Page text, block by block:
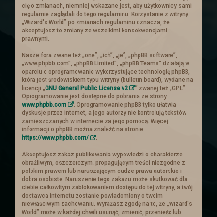
królestwa prośbę o pomoc. Ten
postanowił zebrać chętnych i wysłać ich
aby wsparli handlowego sojusznika.
Ogłoszenie
Nowe ogłoszenia na
słupie
Zachęcamy do zajrzenia do zakładki z
zadaniami
Troche nowinek
Przebudowe przeszłyOgłoszenia. Cała
tabela is truktura została napisana od
nowa i dostosowana :).
cię o zmianach, niemniej wskazane jest, aby użytkownicy sami
regularnie zaglądali do tego regulaminu. Korzystanie z witryny
„Wizard's World” po zmianach regulaminu oznacza, że
akceptujesz te zmiany ze wszelkimi konsekwencjami
prawnymi.
Nasze fora zwane też „one”, „ich”, „je”, „phpBB software”,
„www.phpbb.com”, „phpBB Limited”, „phpBB Teams” działają w
oparciu o oprogramowanie wykorzystujące technologię phpBB,
która jest środowiskiem typu witryny (bulletin board), wydane na
licencji „GNU General Public License v2
” zwanej też „GPL”.
Oprogramowanie jest dostępne do pobrania ze strony
www.phpbb.com
. Oprogramowanie phpBB tylko ułatwia
dyskusje przez internet, a jego autorzy nie kontrolują tekstów
zamieszczanych w internecie za jego pomocą. Więcej
informacji o phpBB można znaleźć na stronie
https://www.phpbb.com/
.
Akceptujesz zakaz publikowania wypowiedzi o charakterze
obraźliwym, oszczerczym, propagującym treści niezgodne z
polskim prawem lub naruszającym cudze prawa autorskie i
dobra osobiste. Naruszenie tego zakazu może skutkować dla
ciebie całkowitym zablokowaniem dostępu do tej witryny, a twój
dostawca internetu zostanie powiadomiony o twoim
niewłaściwym zachowaniu. Wyrażasz zgodę na to, że „Wizard's
World” może w każdej chwili usunąć, zmienić, przenieść lub